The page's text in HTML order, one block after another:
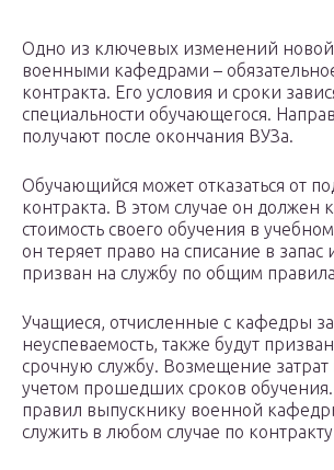
Одно из ключевых изменений новой
военными кафедрами –
контракта. Его условия и сроки
специальности обучающегося.
получают после окончания ВУЗа.
Обучающийся может отказаться от
контракта. В этом случае он должен
стоимость своего обучения в
он теряет право на списание в запас
призван на службу по общим
Учащиеся, отчисленные с кафедры за
неуспеваемость, также будут
срочную службу. Возмещение затрат
учетом прошедших сроков обучения.
правил выпускнику военной
служить в любом случае по